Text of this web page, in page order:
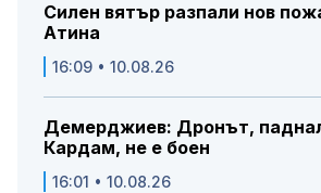
Силен вятър разпали нов
Атина
16:09 • 10.08.26
Демерджиев: Дронът,
Кардам, не е боен
16:01 • 10.08.26